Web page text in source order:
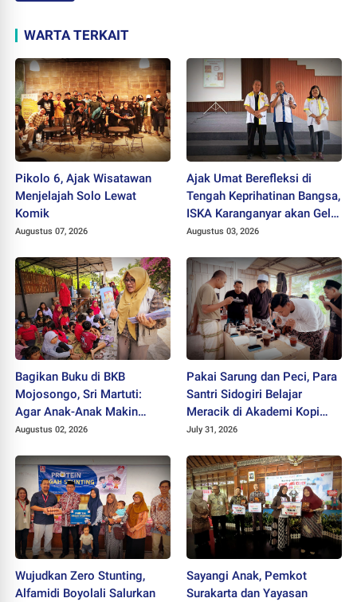
WARTA TERKAIT
Pikolo 6, Ajak Wisatawan
Menjelajah Solo Lewat
Komik
Augustus 07, 2026
Ajak Umat Berefleksi di
Tengah Keprihatinan Bangsa,
ISKA Karanganyar akan Gelar
"Mlampah Ziarah"
Augustus 03, 2026
Bagikan Buku di BKB
Mojosongo, Sri Martuti:
Agar Anak-Anak Makin
Kreatif
Augustus 02, 2026
Pakai Sarung dan Peci, Para
Santri Sidogiri Belajar
Meracik di Akademi Kopi
Santri
July 31, 2026
Wujudkan Zero Stunting,
Alfamidi Boyolali Salurkan
Sayangi Anak, Pemkot
Surakarta dan Yayasan